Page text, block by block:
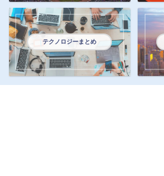
テクノロジーまとめ